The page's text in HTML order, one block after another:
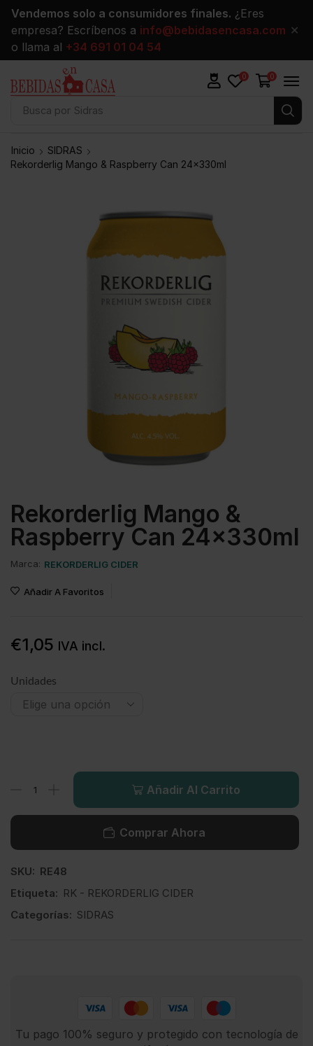
Vendemos solo a consumidores finales. ¿Eres
empresa? Escríbenos a info@bebidasencasa.com
o llama al +34 691 01 04 54
✕
Busca por Sidras
0 0
Inicio
SIDRAS
Rekorderlig Mango & Raspberry Can 24x330ml
Rekorderlig Mango &
Raspberry Can 24x330ml
Marca: REKORDERLIG CIDER
Añadir A Favoritos
€1,05 IVA incl.
Unidades
Añadir Al Carrito
Comprar Ahora
SKU: RE48
Etiqueta: RK - REKORDERLIG CIDER
Categorías: SIDRAS
Tu pago 100% seguro y protegido con tecnología de